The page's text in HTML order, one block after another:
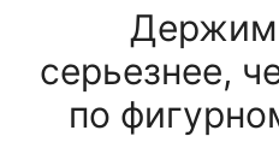
Держим
серьезнее,
по